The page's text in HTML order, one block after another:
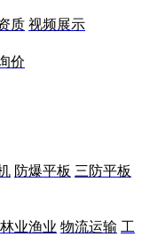
质 视频展示
价
防爆平板 三防平板
林业渔业 物流运输 工